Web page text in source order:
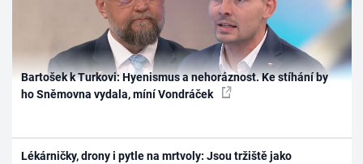
Bartošek k Turkovi: Hyenismus a nehoráznost. Ke stíhání by
ho Sněmovna vydala, míní Vondráček
Lékárničky, drony i pytle na mrtvoly: Jsou tržiště jako